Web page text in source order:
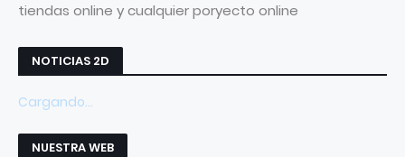
tiendas online y cualquier poryecto online
NOTICIAS 2D
Cargando...
NUESTRA WEB